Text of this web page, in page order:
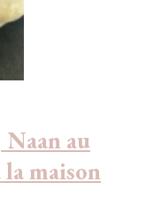
Naan au
maison